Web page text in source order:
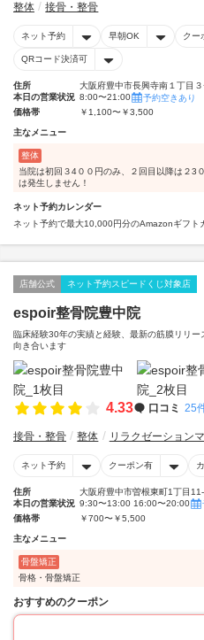
整体 接骨・整骨
ネット予約 早朝OK クー
QRコード決済可
住所
大阪府豊中市長興寺南１丁目３
本日の営業状況 8:00〜21:00
予約空きあり
価格帯
￥1,100〜￥3,500
主なメニュー
整体
当院は初回３4００円のみ、２回目以降は２3
は発生しません！
ネット予約カレンダー
ネット予約で最大10,000円分のAmazonギフト
店舗公式 ネット予約スピードくじ対象店
espoir整骨院豊中院
臨床経験30年の実績と経験、最新の筋膜リリ
向き合います
4.33 口コミ 25
接骨・整骨 整体 リラクゼーション
ネット予約 クーポン有
住所
大阪府豊中市曽根東町1丁目
本日の営業状況 9:30〜13:00 16:00〜20:00
価格帯
￥700〜￥5,500
主なメニュー
骨盤矯正
骨格・骨盤矯正
おすすめのクーポン